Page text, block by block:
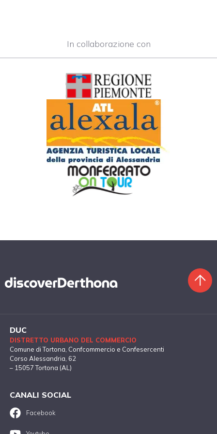
In collaborazione con
DUC
DISTRETTO URBANO DEL COMMERCIO
Comune di Tortona , Confcommercio e Confesercenti
Corso Alessandria, 62
– 15057 Tortona (AL)
CANALI SOCIAL
Facebook